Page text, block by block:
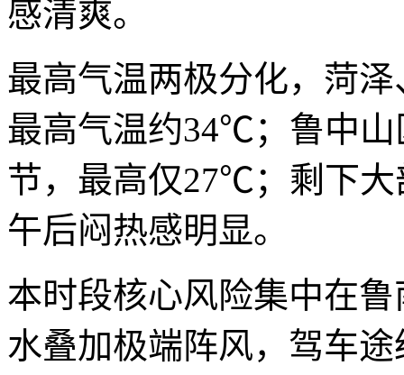
感清爽。
最高气温两极分化，菏
最高气温约34℃；鲁中
节，最高仅27℃；剩下
午后闷热感明显。
本时段核心风险集中在
水叠加极端阵风，驾车